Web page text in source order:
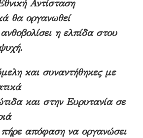
Αντίσταση
θα οργανωθεί
η ελπίδα στου
και συναντήθηκες με
και στην Ευρυτανία σε
απόφαση να οργανώσει